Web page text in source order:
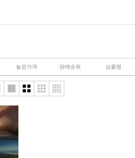
높은가격 판매순위 상품명